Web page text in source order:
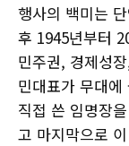
행사의 백미는
후 1945년부터
민주권, 경제성
민대표가 무대
직접 쓴 임명장
고 마지막으로